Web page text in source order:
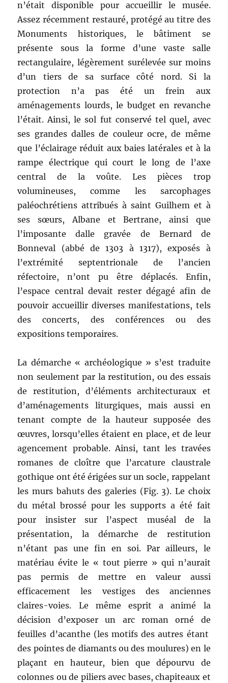
n’était disponible pour accueillir le musée.
Assez récemment restauré, protégé au titre des
Monuments historiques, le bâtiment se
présente sous la forme d’une vaste salle
rectangulaire, légèrement surélevée sur moins
d’un tiers de sa surface côté nord. Si la
protection n’a pas été un frein aux
aménagements lourds, le budget en revanche
l’était. Ainsi, le sol fut conservé tel quel, avec
ses grandes dalles de couleur ocre, de même
que l’éclairage réduit aux baies latérales et à la
rampe électrique qui court le long de l’axe
central de la voûte. Les pièces trop
volumineuses, comme les sarcophages
paléochrétiens attribués à saint Guilhem et à
ses sœurs, Albane et Bertrane, ainsi que
l’imposante dalle gravée de Bernard de
Bonneval (abbé de 1303 à 1317), exposés à
l’extrémité septentrionale de l’ancien
réfectoire, n’ont pu être déplacés. Enfin,
l’espace central devait rester dégagé afin de
pouvoir accueillir diverses manifestations, tels
des concerts, des conférences ou des
expositions temporaires.
La démarche « archéologique » s’est traduite
non seulement par la restitution, ou des essais
de restitution, d’éléments architecturaux et
d’aménagements liturgiques, mais aussi en
tenant compte de la hauteur supposée des
œuvres, lorsqu’elles étaient en place, et de leur
agencement probable. Ainsi, tant les travées
romanes de cloître que l’arcature claustrale
gothique ont été érigées sur un socle, rappelant
les murs bahuts des galeries (Fig. 3). Le choix
du métal brossé pour les supports a été fait
pour insister sur l’aspect muséal de la
présentation, la démarche de restitution
n’étant pas une fin en soi. Par ailleurs, le
matériau évite le « tout pierre » qui n’aurait
pas permis de mettre en valeur aussi
efficacement les vestiges des anciennes
claires-voies. Le même esprit a animé la
décision d’exposer un arc roman orné de
feuilles d’acanthe (les motifs des autres étant
des pointes de diamants ou des moulures) en le
plaçant en hauteur, bien que dépourvu de
colonnes ou de piliers avec bases, chapiteaux et